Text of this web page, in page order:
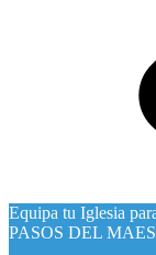
Equipa tu Iglesia
PASOS DEL